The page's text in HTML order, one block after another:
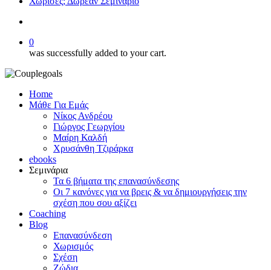
0
was successfully added to your cart.
Home
Μάθε Για Εμάς
Νίκος Ανδρέου
Γιώργος Γεωργίου
Μαίρη Καλδή
Χρυσάνθη Τζιράρκα
ebooks
Σεμινάρια
Τα 6 βήματα της επανασύνδεσης
Οι 7 κανόνες για να βρεις & να δημιουργήσεις την
σχέση που σου αξίζει
Coaching
Blog
Επανασύνδεση
Χωρισμός
Σχέση
Ζώδια